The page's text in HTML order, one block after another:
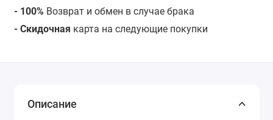
- 100% Возврат и обмен в случае брака
- Скидочная карта на следующие покупки
Описание